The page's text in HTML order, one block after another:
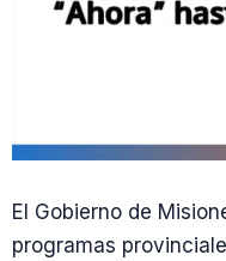
El Gobierno de
programas